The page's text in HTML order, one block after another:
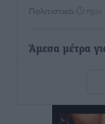
Πολιτιστικά πριν
Άμεσα μέτρα
ανακοίνωσε ο